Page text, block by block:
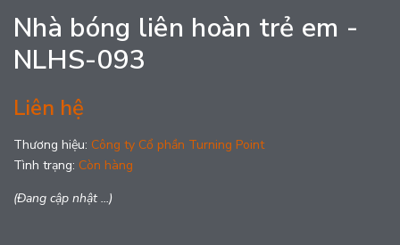
Nhà bóng liên hoàn trẻ em -
NLHS-093
Liên hệ
Thương hiệu: Công ty Cổ phần Turning Point
Tình trạng: Còn hàng
(Đang cập nhật ...)